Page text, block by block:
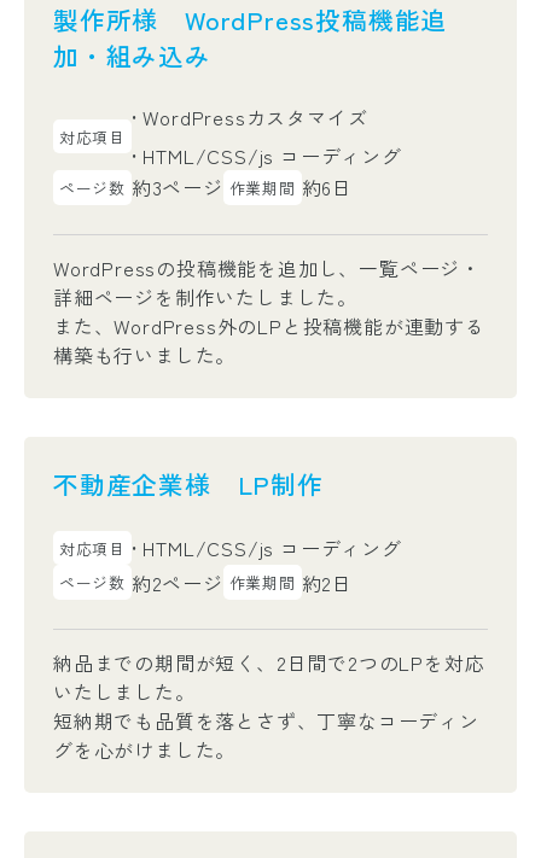
製作所様 WordPress投稿機能追
加・組み込み
対応項目
WordPressカスタマイズ
HTML/CSS/js コーディング
ページ数 約3ページ 作業期間 約6日
WordPressの投稿機能を追加し、一覧ページ・
詳細ページを制作いたしました。
また、WordPress外のLPと投稿機能が連動する
構築も行いました。
不動産企業様 LP制作
対応項目 HTML/CSS/js コーディング
ページ数 約2ページ 作業期間 約2日
納品までの期間が短く、2日間で2つのLPを対応
いたしました。
短納期でも品質を落とさず、丁寧なコーディン
グを心がけました。